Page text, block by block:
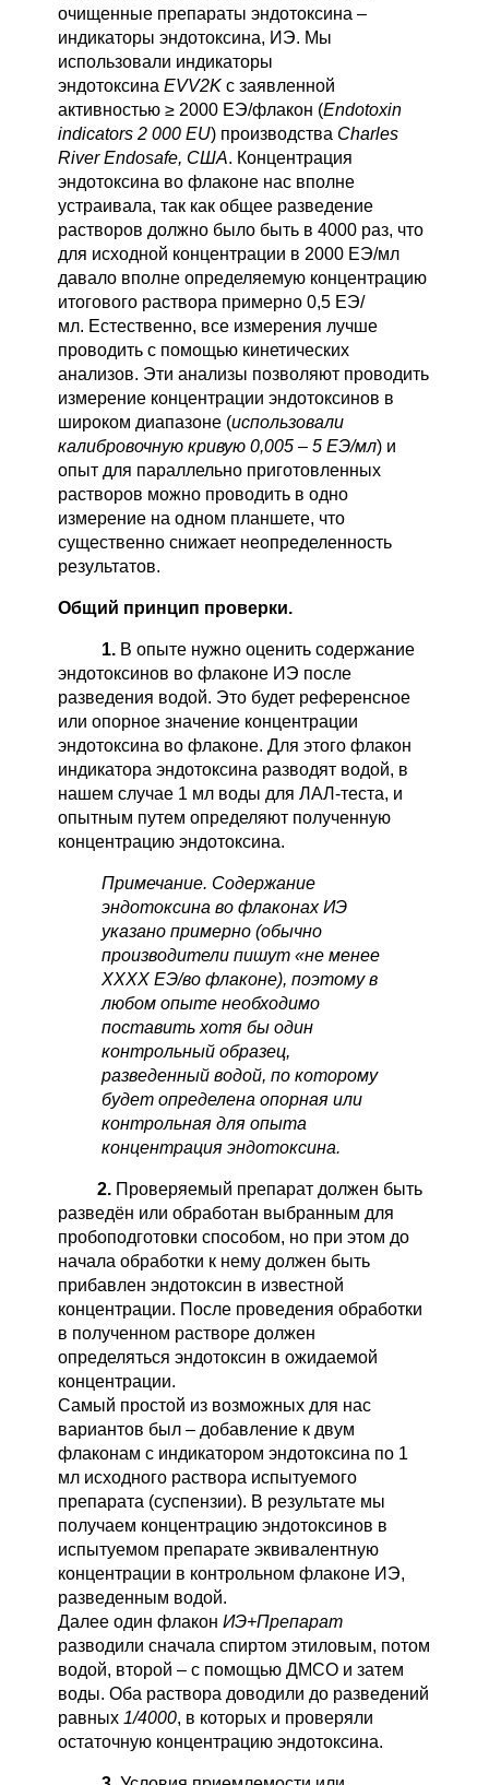
очищенные препараты эндотоксина –
индикаторы эндотоксина, ИЭ. Мы
использовали индикаторы
эндотоксина EVV2K с заявленной
активностью ≥ 2000 ЕЭ/флакон (Endotoxin
indicators 2 000 EU) производства Charles
River Endosafe, США. Концентрация
эндотоксина во флаконе нас вполне
устраивала, так как общее разведение
растворов должно было быть в 4000 раз, что
для исходной концентрации в 2000 ЕЭ/мл
давало вполне определяемую концентрацию
итогового раствора примерно 0,5 ЕЭ/
мл. Естественно, все измерения лучше
проводить с помощью кинетических
анализов. Эти анализы позволяют проводить
измерение концентрации эндотоксинов в
широком диапазоне (использовали
калибровочную кривую 0,005 – 5 ЕЭ/мл) и
опыт для параллельно приготовленных
растворов можно проводить в одно
измерение на одном планшете, что
существенно снижает неопределенность
результатов.
Общий принцип проверки.
1. В опыте нужно оценить содержание
эндотоксинов во флаконе ИЭ после
разведения водой. Это будет референсное
или опорное значение концентрации
эндотоксина во флаконе. Для этого флакон
индикатора эндотоксина разводят водой, в
нашем случае 1 мл воды для ЛАЛ-теста, и
опытным путем определяют полученную
концентрацию эндотоксина.
Примечание. Содержание
эндотоксина во флаконах ИЭ
указано примерно (обычно
производители пишут «не менее
ХХХХ ЕЭ/во флаконе), поэтому в
любом опыте необходимо
поставить хотя бы один
контрольный образец,
разведенный водой, по которому
будет определена опорная или
контрольная для опыта
концентрация эндотоксина.
2. Проверяемый препарат должен быть
разведён или обработан выбранным для
пробоподготовки способом, но при этом до
начала обработки к нему должен быть
прибавлен эндотоксин в известной
концентрации. После проведения обработки
в полученном растворе должен
определяться эндотоксин в ожидаемой
концентрации.
Самый простой из возможных для нас
вариантов был – добавление к двум
флаконам с индикатором эндотоксина по 1
мл исходного раствора испытуемого
препарата (суспензии). В результате мы
получаем концентрацию эндотоксинов в
испытуемом препарате эквивалентную
концентрации в контрольном флаконе ИЭ,
разведенным водой.
Далее один флакон ИЭ+Препарат
разводили сначала спиртом этиловым, потом
водой, второй – с помощью ДМСО и затем
воды. Оба раствора доводили до разведений
равных 1/4000, в которых и проверяли
остаточную концентрацию эндотоксина.